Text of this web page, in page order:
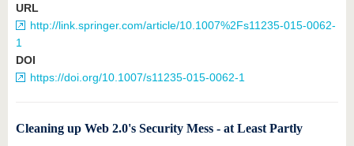
URL
http://link.springer.com/article/10.1007%2Fs11235-015-0062-
1
DOI
https://doi.org/10.1007/s11235-015-0062-1
Cleaning up Web 2.0's Security Mess - at Least Partly